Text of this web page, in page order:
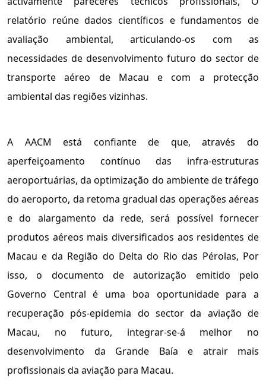
relatório reúne dados científicos e fundamentos de
avaliação ambiental, articulando-os com as
necessidades de desenvolvimento futuro do sector de
transporte aéreo de Macau e com a protecção
ambiental das regiões vizinhas.
A AACM está confiante de que, através do
aperfeiçoamento contínuo das infra-estruturas
aeroportuárias, da optimização do ambiente de tráfego
do aeroporto, da retoma gradual das operações aéreas
e do alargamento da rede, será possível fornecer
produtos aéreos mais diversificados aos residentes de
Macau e da Região do Delta do Rio das Pérolas, Por
isso, o documento de autorização emitido pelo
Governo Central é uma boa oportunidade para a
recuperação pós-epidemia do sector da aviação de
Macau, no futuro, integrar-se-á melhor no
desenvolvimento da Grande Baía e atrair mais
profissionais da aviação para Macau.